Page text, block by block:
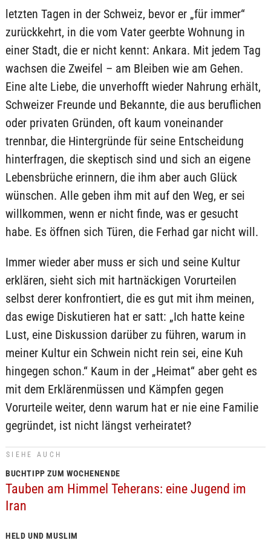
letzten Tagen in der Schweiz, bevor er „für immer“
zurückkehrt, in die vom Vater geerbte Wohnung in
einer Stadt, die er nicht kennt: Ankara. Mit jedem Tag
wachsen die Zweifel – am Bleiben wie am Gehen.
Eine alte Liebe, die unverhofft wieder Nahrung erhält,
Schweizer Freunde und Bekannte, die aus beruflichen
oder privaten Gründen, oft kaum voneinander
trennbar, die Hintergründe für seine Entscheidung
hinterfragen, die skeptisch sind und sich an eigene
Lebensbrüche erinnern, die ihm aber auch Glück
wünschen. Alle geben ihm mit auf den Weg, er sei
willkommen, wenn er nicht finde, was er gesucht
habe. Es öffnen sich Türen, die Ferhad gar nicht will.
Immer wieder aber muss er sich und seine Kultur
erklären, sieht sich mit hartnäckigen Vorurteilen
selbst derer konfrontiert, die es gut mit ihm meinen,
das ewige Diskutieren hat er satt: „Ich hatte keine
Lust, eine Diskussion darüber zu führen, warum in
meiner Kultur ein Schwein nicht rein sei, eine Kuh
hingegen schon.“ Kaum in der „Heimat“ aber geht es
mit dem Erklärenmüssen und Kämpfen gegen
Vorurteile weiter, denn warum hat er nie eine Familie
gegründet, ist nicht längst verheiratet?
SIEHE AUCH
BUCHTIPP ZUM WOCHENENDE
Tauben am Himmel Teherans: eine Jugend im
Iran
HELD UND MUSLIM